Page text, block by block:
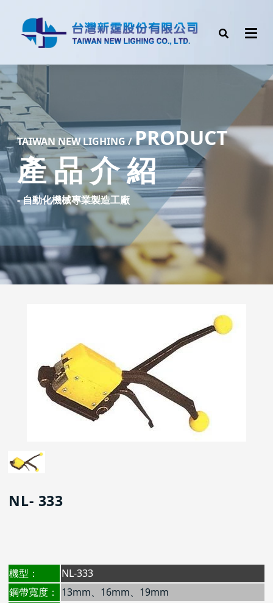
TAIWAN NEW LIGHING /PRODUCT
產 品 介 紹
- 自動化機械專業製造工廠
NL- 333
機型：
NL-333
鋼帶寬度：
13mm、16mm、19mm